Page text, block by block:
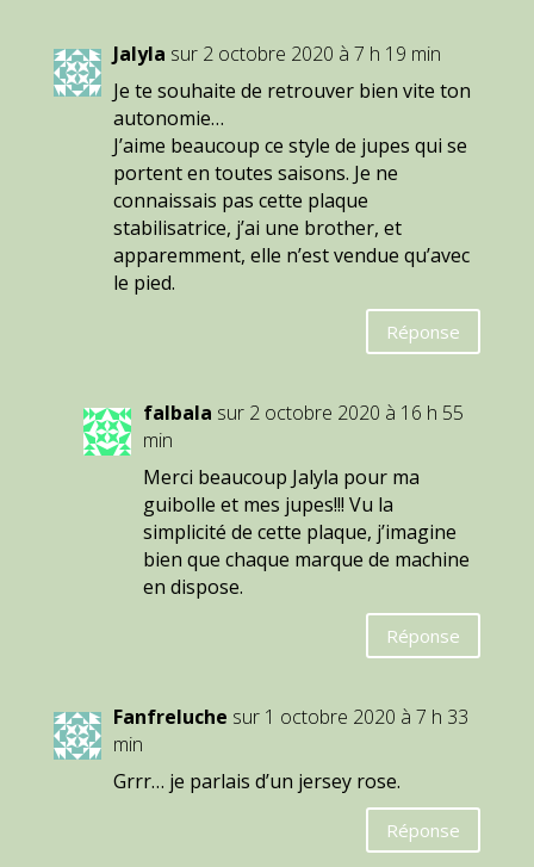
Jalyla sur 2 octobre 2020 à 7 h 19 min
Je te souhaite de retrouver bien vite ton
autonomie…
J’aime beaucoup ce style de jupes qui se
portent en toutes saisons. Je ne
connaissais pas cette plaque
stabilisatrice, j’ai une brother, et
apparemment, elle n’est vendue qu’avec
le pied.
Réponse
falbala sur 2 octobre 2020 à 16 h 55
min
Merci beaucoup Jalyla pour ma
guibolle et mes jupes!!! Vu la
simplicité de cette plaque, j’imagine
bien que chaque marque de machine
en dispose.
Réponse
Fanfreluche sur 1 octobre 2020 à 7 h 33
min
Grrr… je parlais d’un jersey rose.
Réponse